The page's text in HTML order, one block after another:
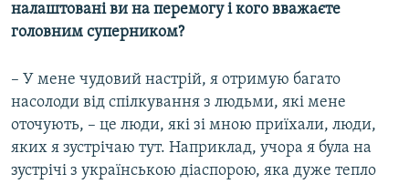
налаштовані ви на перемогу і кого вважаєте
головним суперником?
– У мене чудовий настрій, я отримую багато
насолоди від спілкування з людьми, які мене
оточують, – це люди, які зі мною приїхали, люди,
яких я зустрічаю тут. Наприклад, учора я була на
зустрічі з українською діаспорою, яка дуже тепло